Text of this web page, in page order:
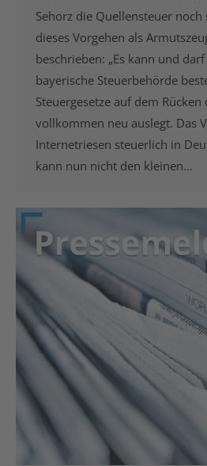
Sehorz die Quellensteuer
dieses Vorgehen als
beschrieben: „Es kann und
bayerische Steuerbehörde
Steuergesetze auf dem
vollkommen neu auslegt. Das
Internetriesen steuerlich in
kann nun nicht den kleinen…